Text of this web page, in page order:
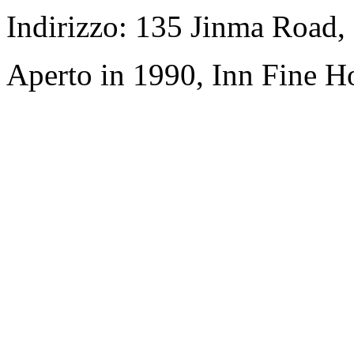
Indirizzo: 135 Jinma
Aperto in 1990, Inn Fine